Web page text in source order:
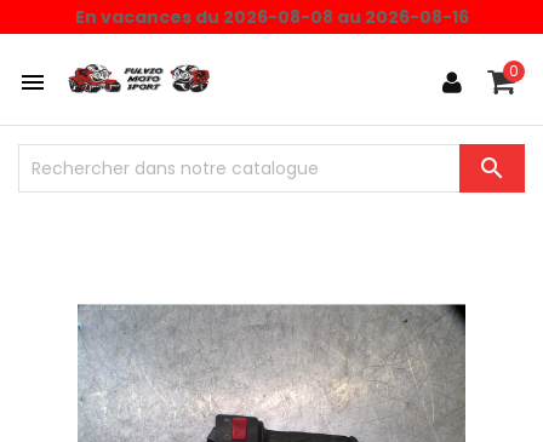
En vacances du 2026-08-08 au 2026-08-16
 0
